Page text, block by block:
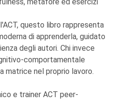
questo libro rappresenta
di apprenderla, guidato
degli autori. Chi invece
comportamentale
matrice nel proprio lavoro.
e trainer ACT peer-